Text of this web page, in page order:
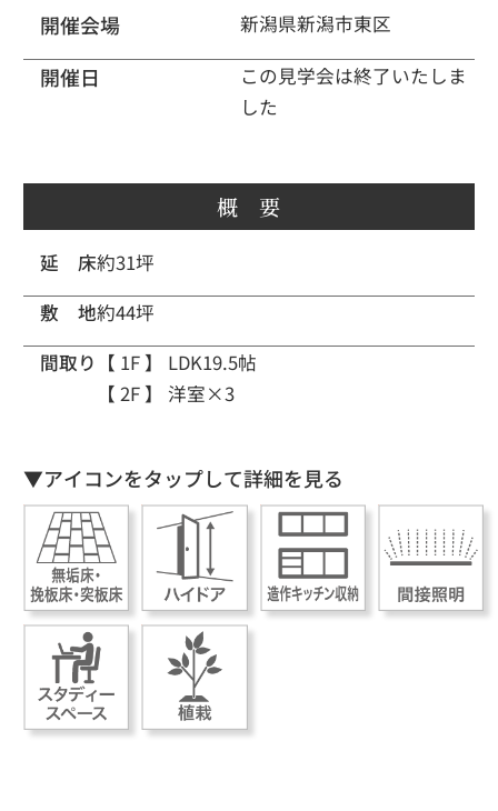
開催会場 新潟県新潟市東区
開催日
この見学会は終了いたしま
した
概 要
延 床約31坪
敷 地約44坪
間取り 【 1F 】
LDK19.5帖
【 2F 】
洋室×3
▼アイコンをタップして詳細を見る